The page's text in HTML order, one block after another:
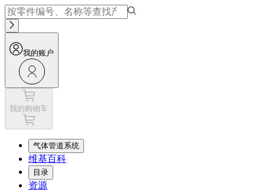
我的账户
我的购物车
气体管道系统
维基百科
目录
资源